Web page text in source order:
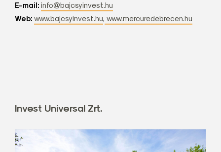
E-mail: info@bajcsyinvest.hu
Web: www.bajcsyinvest.hu, www.mercuredebrecen.hu
Invest Universal Zrt.